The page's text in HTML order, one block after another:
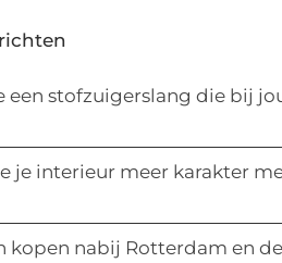
een stofzuigerslang die bij
je interieur meer karakter
kopen nabij Rotterdam en